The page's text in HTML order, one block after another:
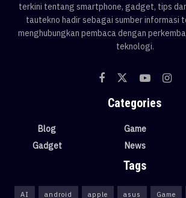
terkini tentang smartphone, gadget, tips
tautekno hadir sebagai sumber informasi
menghubungkan pembaca dengan
teknologi.
Categories
Blog
Gadget
Game
News
Tags
AI android apple asus Game